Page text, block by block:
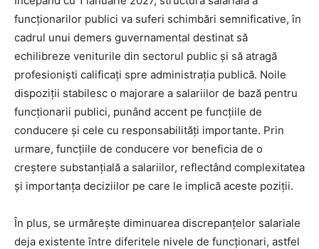
funcționarilor publici va suferi schimbări semnificative, în
cadrul unui demers guvernamental destinat să
echilibreze veniturile din sectorul public și să atragă
profesioniști calificați spre administrația publică. Noile
dispoziții stabilesc o majorare a salariilor de bază pentru
funcționarii publici, punând accent pe funcțiile de
conducere și cele cu responsabilități importante. Prin
urmare, funcțiile de conducere vor beneficia de o
creștere substanțială a salariilor, reflectând complexitatea
și importanța deciziilor pe care le implică aceste poziții.
În plus, se urmărește diminuarea discrepanțelor salariale
deja existente între diferitele nivele de funcționari, astfel